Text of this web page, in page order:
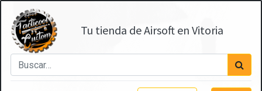
Tu tienda de Airsoft en Vitoria